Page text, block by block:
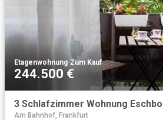
Etagenwohnung·Zum Kauf
244.500 €
Am Bahnhof, Frankfurt